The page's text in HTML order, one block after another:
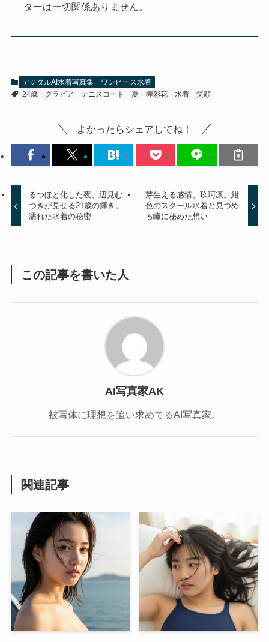
ターは一切関係ありません。
デジタルAI水着写真集
ワンピース水着
24歳
グラビア テニスコート 夏 欅彩花 水着 笑顔
よかったらシェアしてね！
るつぼと化した夜、辺見む
つきが見せる21歳の輝き。
濡れた水着の秘密
芽生える感情、玖珂凛。紺
色のスクール水着と見つめ
る瞳に秘めた想い
この記事を書いた人
AI写真家AK
被写体に理想を追い求めてるAI写真家。
関連記事